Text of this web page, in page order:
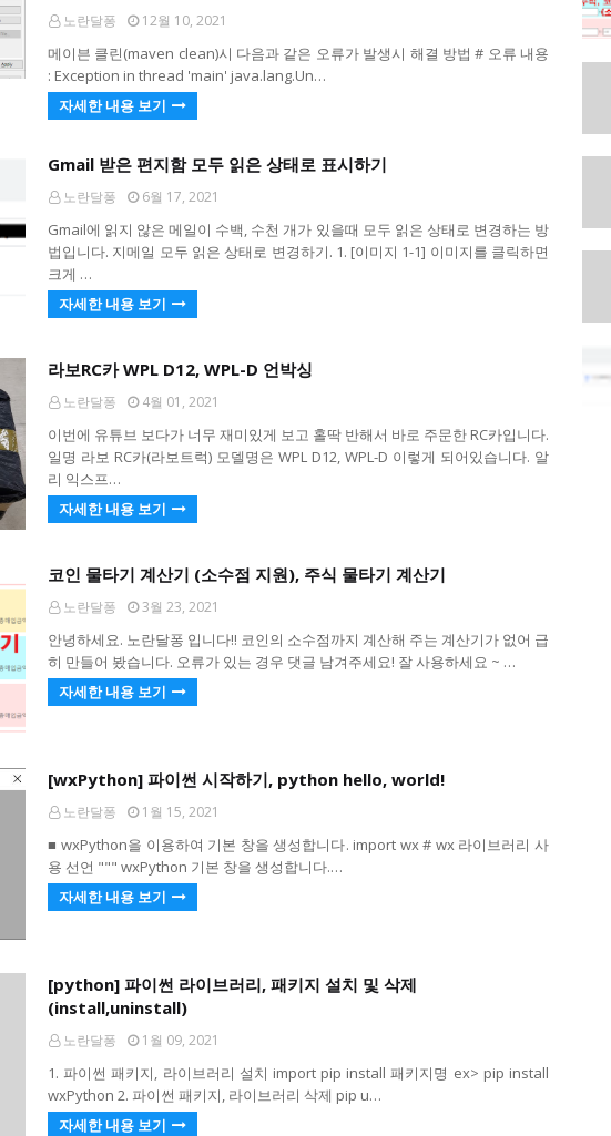
노란달퐁 12월 10, 2021
메이븐 클린(maven clean)시 다음과 같은 오류가 발생시 해결 방법 # 오류 내용
: Exception in thread 'main' java.lang.Un…
자세한 내용 보기
Gmail 받은 편지함 모두 읽은 상태로 표시하기
노란달퐁 6월 17, 2021
Gmail에 읽지 않은 메일이 수백, 수천 개가 있을때 모두 읽은 상태로 변경하는 방
법입니다. 지메일 모두 읽은 상태로 변경하기. 1. [이미지 1-1] 이미지를 클릭하면
크게 …
자세한 내용 보기
라보RC카 WPL D12, WPL-D 언박싱
노란달퐁 4월 01, 2021
이번에 유튜브 보다가 너무 재미있게 보고 홀딱 반해서 바로 주문한 RC카입니다.
일명 라보 RC카(라보트럭) 모델명은 WPL D12, WPL-D 이렇게 되어있습니다. 알
리 익스프…
자세한 내용 보기
코인 물타기 계산기 (소수점 지원), 주식 물타기 계산기
노란달퐁 3월 23, 2021
안녕하세요. 노란달퐁 입니다!! 코인의 소수점까지 계산해 주는 계산기가 없어 급
히 만들어 봤습니다. 오류가 있는 경우 댓글 남겨주세요! 잘 사용하세요 ~ …
자세한 내용 보기
[wxPython] 파이썬 시작하기, python hello, world!
노란달퐁 1월 15, 2021
■ wxPython을 이용하여 기본 창을 생성합니다. import wx # wx 라이브러리 사
용 선언 """ wxPython 기본 창을 생성합니다.…
자세한 내용 보기
[python] 파이썬 라이브러리, 패키지 설치 및 삭제
(install,uninstall)
노란달퐁 1월 09, 2021
1. 파이썬 패키지, 라이브러리 설치 import pip install 패키지명 ex> pip install
wxPython 2. 파이썬 패키지, 라이브러리 삭제 pip u…
자세한 내용 보기